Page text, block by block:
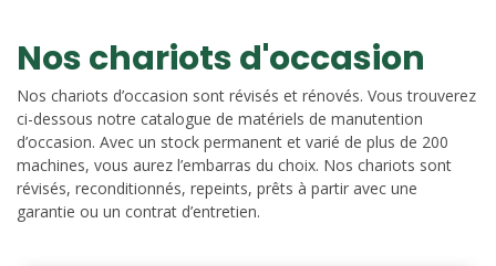
Nos chariots d'occasion
Nos chariots d’occasion sont révisés et rénovés. Vous trouverez
ci-dessous notre catalogue de matériels de manutention
d’occasion. Avec un stock permanent et varié de plus de 200
machines, vous aurez l’embarras du choix. Nos chariots sont
révisés, reconditionnés, repeints, prêts à partir avec une
garantie ou un contrat d’entretien.